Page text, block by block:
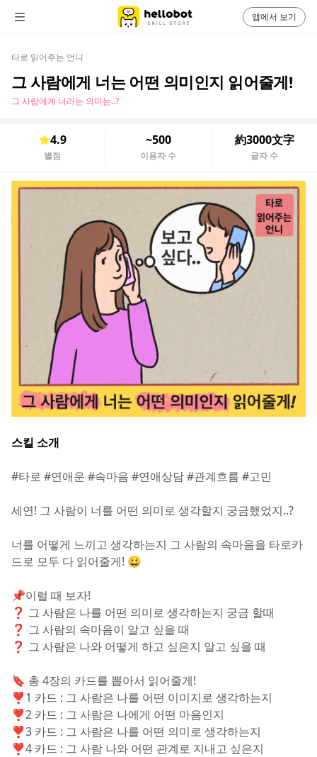
타로 읽어주는 언니
그 사람에게 너는 어떤 의미인지 읽어줄게!
그 사람에게 너라는 의미는..?
4.9
별점
~500
이용자 수
約3000文字
글자 수
스킬 소개
#타로 #연애운 #속마음 #연애상담 #관계흐름 #고민
세연! 그 사람이 너를 어떤 의미로 생각할지 궁금했었지..?
너를 어떻게 느끼고 생각하는지 그 사람의 속마음을 타로카
드로 모두 다 읽어줄게! 😀
📌이럴 때 보자!
❓ 그 사람은 나를 어떤 의미로 생각하는지 궁금 할때
❓ 그 사람의 속마음이 알고 싶을 때
❓ 그 사람은 나와 어떻게 하고 싶은지 알고 싶을 때
🔖 총 4장의 카드를 뽑아서 읽어줄게!
❣️1 카드 : 그 사람은 나를 어떤 이미지로 생각하는지
❣️2 카드 : 그 사람은 나에게 어떤 마음인지
❣️3 카드 : 그 사람은 나를 어떤 의미로 생각하는지
❣️4 카드 : 그 사람 나와 어떤 관계로 지내고 싶은지
앱에서 보기